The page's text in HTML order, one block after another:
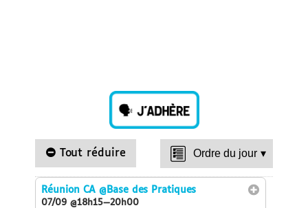
Tout réduire Ordre du jour ▾
Réunion CA@Base des Pratiques
07/09 @18h15—20h00